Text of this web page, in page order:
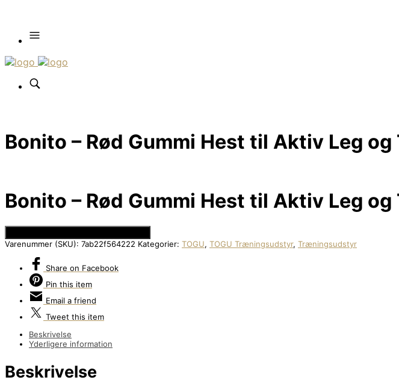
Bonito – Rød Gummi Hest til Aktiv Leg
Bonito – Rød Gummi Hest til Aktiv Leg
Varenummer (SKU): 7ab22f564222 Kategorier: TOGU, TOGU Træningsudstyr, Træningsudstyr
Share on Facebook
Pin this item
Email a friend
Tweet this item
Beskrivelse
Yderligere information
Beskrivelse